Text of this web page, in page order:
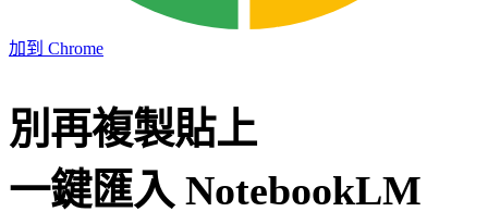
加到 Chrome
別再複製貼上
一鍵匯入 NotebookLM